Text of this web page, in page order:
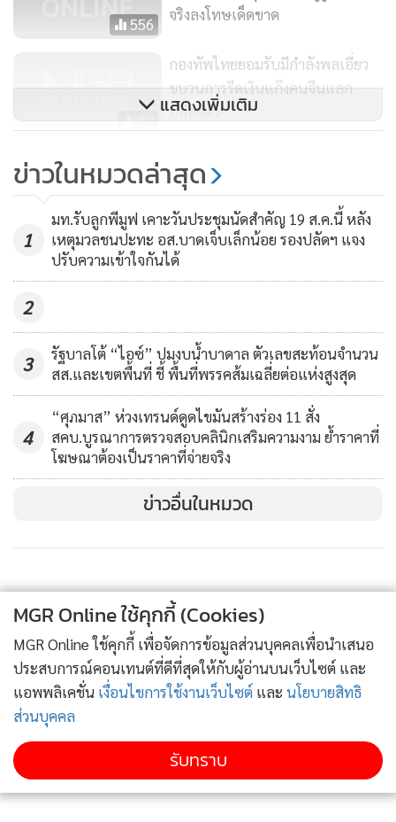
บริหารระดับสูง (กระทรวงการต่างประเทศ)
คณะรัฐมนตรีมีมติอนุมัติตามที่รัฐมนตรีว่าการกระทรวงการต่าง
ประเทศเสนอแต่งตั้งข้าราชการพลเรือนสามัญ สังกัดกระทรวง
การต่างประเทศ ให้ดำรงตำแหน่งประเภทบริหารระดับสูง
1. นายศิระ สว่างศิลป์ อัครราชทูต สถานเอกอัครราชทูต ณ กรุง
เอกอัครราชทูต สถานเอกอัครราชทูต ณ กรุงโดฮา รัฐกาตาร์
2. นายฟาบีโอ จินดา กงสุลใหญ่ สถานกงสุลใหญ่ ณ นคร
นิวยอร์ก สหรัฐอเมริกา ให้ดำรงตำแหน่ง เอกอัครราชทูต สถาน
เอกอัครราชทูต ณ กรุงราบัต ราชอาณาจักรโมร็อกโก
ทั้งนี้ ตั้งแต่วันที่ทรงพระกรุณาโปรดเกล้าโปรดกระหม่อมแต่งตั้ง
ความเห็นชอบจากประเทศผู้รับ
4. การแต่งตั้งข้าราชการการเมือง (สำนักเลขาธิการนายก
รัฐมนตรี)
คณะรัฐมนตรีมีมติเห็นชอบตามที่สำนักเลขาธิการนายกรัฐมนตรี
เสนอการแต่งตั้งบุคคลให้ดำรงตำแหน่งข้าราชการการเมือง
ตำแหน่งประจำสำนักเลขาธิการนายกรัฐมนตรี จำนวน 2 ราย
ดังนี้
1. นายสยาม บางกุลธรรม
556
จริงลงโทษเด็ดขาด
62
กองทัพไทยยอมรับมีกำลังพลเอี่ยว
ขบวนการรีดเงินแก๊งคนจีนแลก
ปล่อยตัว
200
ตำแหน่งลอยไม่ใช่ ขรก.การเมือง ปัด
เอื้อเลือกตั้ง แจ้ง ครม.แล้วปมปลัด
มท.
แสดงเพิ่มเติม
ข่าวในหมวดล่าสุด
1
มท.รับลูกพีมูฟ เคาะวันประชุมนัดสำคัญ 19 ส.ค.นี้ หลัง
เหตุมวลชนปะทะ อส.บาดเจ็บเล็กน้อย รองปลัดฯ แจง
ปรับความเข้าใจกันได้
2
3
รัฐบาลโต้ “ไอซ์” ปมงบน้ำบาดาล ตัวเลขสะท้อนจำนวน
สส.และเขตพื้นที่ ชี้ พื้นที่พรรคส้มเฉลี่ยต่อแห่งสูงสุด
4
“ศุภมาส” ห่วงเทรนด์ดูดไขมันสร้างร่อง 11 สั่ง
สคบ.บูรณาการตรวจสอบคลินิกเสริมความงาม ย้ำราคาที่
โฆษณาต้องเป็นราคาที่จ่ายจริง
ข่าวอื่นในหมวด
MGR Online ใช้คุกกี้ (Cookies)
MGR Online ใช้คุกกี้ เพื่อจัดการข้อมูลส่วนบุคคลเพื่อนำเสนอ
ประสบการณ์คอนเทนต์ที่ดีที่สุดให้กับผู้อ่านบนเว็บไซต์ และ
แอพพลิเคชั่น เงื่อนไขการใช้งานเว็บไซต์ และ นโยบายสิทธิ
ส่วนบุคคล
รับทราบ